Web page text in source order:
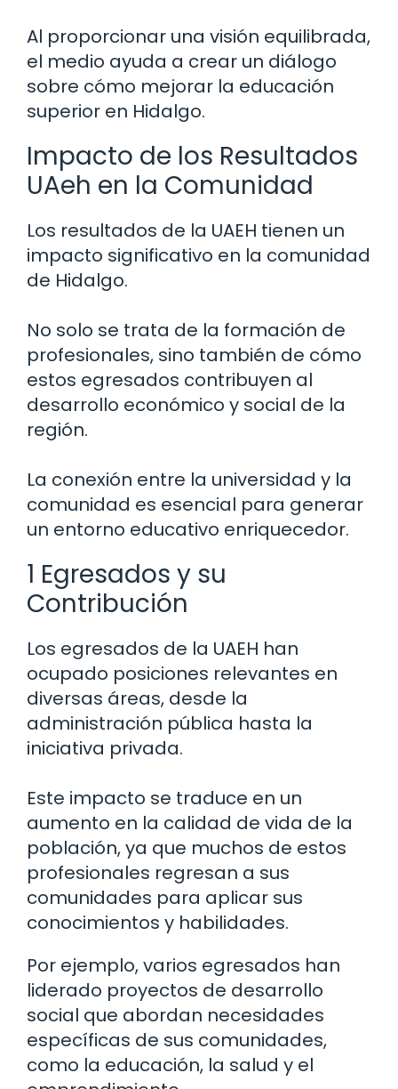
Al proporcionar una visión equilibrada,
el medio ayuda a crear un diálogo
sobre cómo mejorar la educación
superior en Hidalgo.
Impacto de los Resultados
UAeh en la Comunidad
Los resultados de la UAEH tienen un
impacto significativo en la comunidad
de Hidalgo.
No solo se trata de la formación de
profesionales, sino también de cómo
estos egresados contribuyen al
desarrollo económico y social de la
región.
La conexión entre la universidad y la
comunidad es esencial para generar
un entorno educativo enriquecedor.
1 Egresados y su
Contribución
Los egresados de la UAEH han
ocupado posiciones relevantes en
diversas áreas, desde la
administración pública hasta la
iniciativa privada.
Este impacto se traduce en un
aumento en la calidad de vida de la
población, ya que muchos de estos
profesionales regresan a sus
comunidades para aplicar sus
conocimientos y habilidades.
Por ejemplo, varios egresados han
liderado proyectos de desarrollo
social que abordan necesidades
específicas de sus comunidades,
como la educación, la salud y el